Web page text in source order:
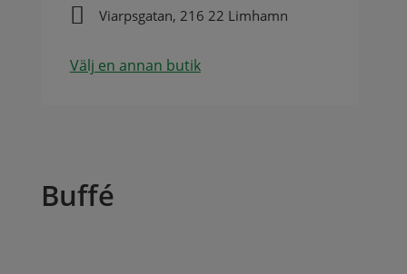
 Viarpsgatan, 216 22 Limhamn
Välj en annan butik
Buffé